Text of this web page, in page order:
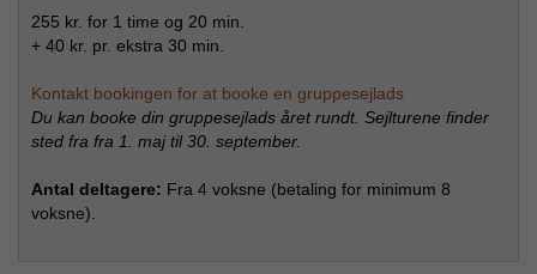
255 kr. for 1 time og 20 min.
+ 40 kr. pr. ekstra 30 min.
Kontakt bookingen for at booke en gruppesejlads
Du kan booke din gruppesejlads året rundt. Sejlturene finder
sted fra fra 1. maj til 30. september.
Antal deltagere: Fra 4 voksne (betaling for minimum 8
voksne).